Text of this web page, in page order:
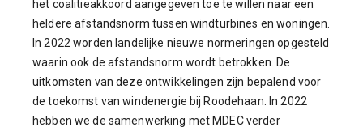
het coalitieakkoord aangegeven toe te willen naar een
heldere afstandsnorm tussen windturbines en woningen.
In 2022 worden landelijke nieuwe normeringen opgesteld
waarin ook de afstandsnorm wordt betrokken. De
uitkomsten van deze ontwikkelingen zijn bepalend voor
de toekomst van windenergie bij Roodehaan. In 2022
hebben we de samenwerking met MDEC verder